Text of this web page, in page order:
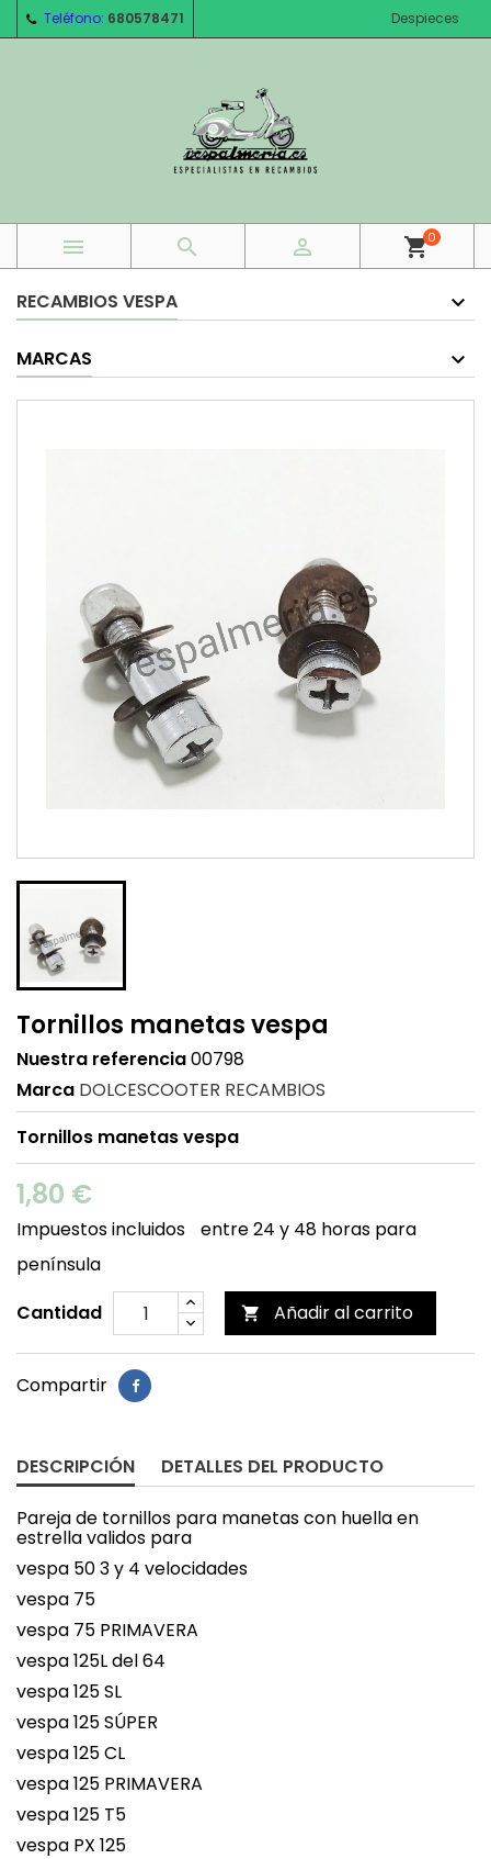
Teléfono: 680578471 Despieces
   shopping_cart0
RECAMBIOS VESPA
MARCAS
Tornillos manetas vespa
Nuestra referencia00798
Marca DOLCESCOOTER RECAMBIOS
Tornillos manetas vespa
1,80 €
Impuestos incluidos
entre 24 y 48 horas para
península
Cantidad
 Añadir al carrito
Compartir
DESCRIPCIÓN DETALLES DEL PRODUCTO
Pareja de tornillos para manetas con huella en
estrella validos para
vespa 50 3 y 4 velocidades
vespa 75
vespa 75 PRIMAVERA
vespa 125L del 64
vespa 125 SL
vespa 125 SÚPER
vespa 125 CL
vespa 125 PRIMAVERA
vespa 125 T5
vespa PX 125